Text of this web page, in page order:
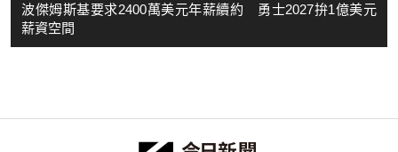
波傑姆斯基要求2400萬美元年薪續約 勇士2027拚1億美元
薪資空間